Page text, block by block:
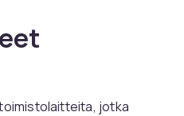
toimistolaitteita, jotka